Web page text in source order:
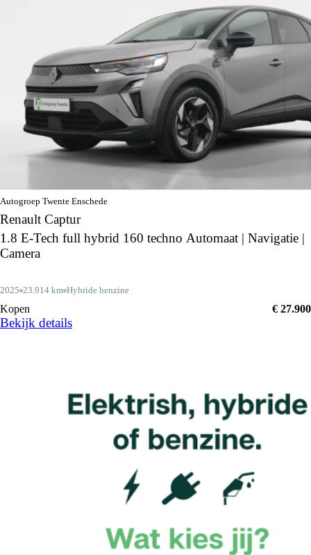
Autogroep Twente Enschede
Renault Captur
1.8 E-Tech full hybrid 160 techno Automaat | Navigatie |
Camera
2025 23.914 km Hybride benzine
Kopen € 27.900
Bekijk details